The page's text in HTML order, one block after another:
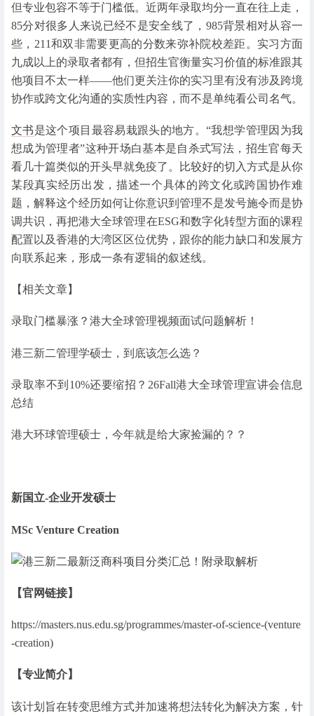
但专业包容不等于门槛低。近两年录取均分一直在往上走，
85分对很多人来说已经不是安全线了，985背景相对从容一
些，211和双非需要更高的分数来弥补院校差距。实习方面
九成以上的录取者都有，但招生官衡量实习价值的标准跟其
他项目不太一样——他们更关注你的实习里有没有涉及跨境
协作或跨文化沟通的实质性内容，而不是单纯看公司名气。
文书是这个项目最容易栽跟头的地方。“我想学管理因为我
想成为管理者”这种开场白基本是自杀式写法，招生官每天
看几十篇类似的开头早就免疫了。比较好的切入方式是从你
某段真实经历出发，描述一个具体的跨文化或跨国协作难
题，解释这个经历如何让你意识到管理不是发号施令而是协
调共识，再把港大全球管理在ESG和数字化转型方面的课程
配置以及香港的大湾区区位优势，跟你的能力缺口和发展方
向联系起来，形成一条有逻辑的叙述线。
【相关文章】
录取门槛暴涨？港大全球管理视频面试问题解析！
港三新二管理学硕士，到底该怎么选？
录取率不到10%还要缩招？26Fall港大全球管理宣讲会信息
总结
港大环球管理硕士，今年就是给大家捡漏的？？
新国立-企业开发硕士
MSc Venture Creation
【官网链接】
https://masters.nus.edu.sg/programmes/master-of-science-(venture
-creation)
【专业简介】
该计划旨在转变思维方式并加速将想法转化为解决方案，针